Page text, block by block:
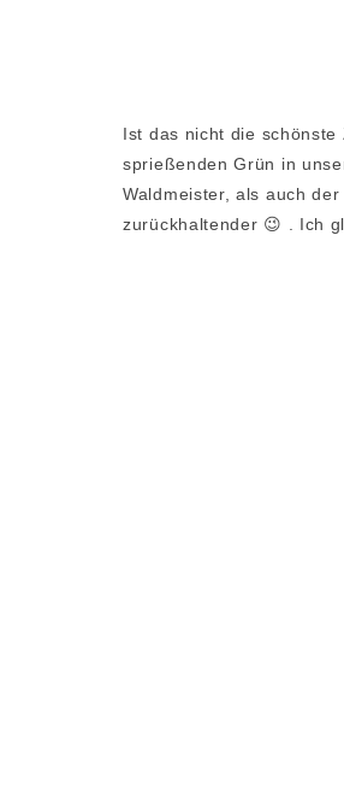
Ist das nicht die
sprießenden Grün in
Waldmeister, als auch
zurückhaltender 😉 . Ich